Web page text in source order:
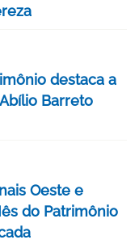
destaca a
Barreto
Oeste e
do Patrimônio